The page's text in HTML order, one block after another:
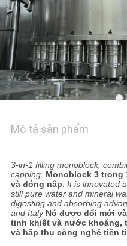
LIÊN
HỆ
CHÚNG
TÔI
TỨC
YÊU
CẦU
BÁO
GIÁ
Mô tả sản phẩm
3-in-1 filling monoblock,
capping. Monoblock 3 trong
và đóng nắp. It is innovated
still pure water and mineral
digesting and absorbing
and Italy Nó được đổi mới
tinh khiết và nước khoáng,
và hấp thụ công nghệ tiên